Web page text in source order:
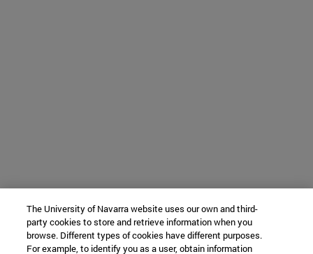
The University of Navarra website uses our own and third-
party cookies to store and retrieve information when you
browse. Different types of cookies have different purposes.
For example, to identify you as a user, obtain information